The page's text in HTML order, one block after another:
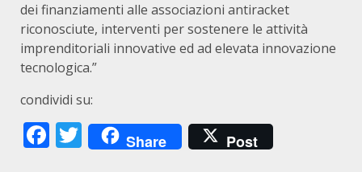
dei finanziamenti alle associazioni antiracket
riconosciute, interventi per sostenere le attività
imprenditoriali innovative ed ad elevata innovazione
tecnologica.”
condividi su:
Facebook
Twitter
Share Post